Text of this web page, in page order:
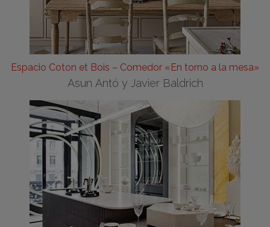
Espacio Coton et Bois – Comedor «En torno a la mesa»
Asun Antó y Javier Baldrich